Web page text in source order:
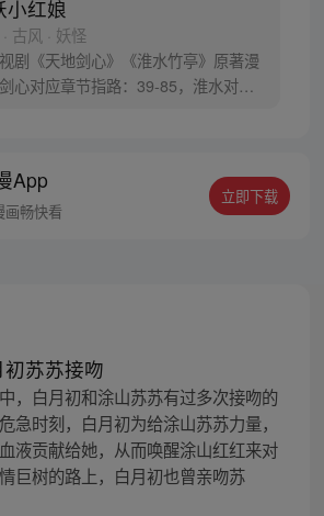
小红娘
古风 · 妖怪
视剧《天地剑心》《淮水竹亭》原著漫
心对应章节指路：39-85，淮水对应
App
画畅快看
立即下载
苏苏接吻
，白月初和涂山苏苏有过多次接吻的
急时刻，白月初为给涂山苏苏力量，
液贡献给她，从而唤醒涂山红红来对
巨树的路上，白月初也曾亲吻苏